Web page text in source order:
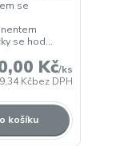
se
se hod...
Kč/ks
Kčbez DPH
košíku